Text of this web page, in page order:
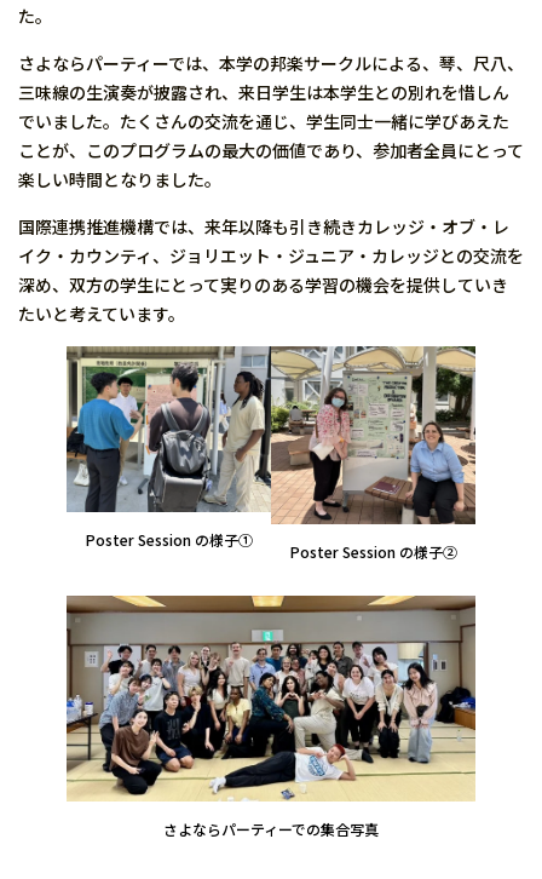
た。
さよならパーティーでは、本学の邦楽サークルによる、琴、尺八、
三味線の生演奏が披露され、来日学生は本学生との別れを惜しん
でいました。たくさんの交流を通じ、学生同士一緒に学びあえた
ことが、このプログラムの最大の価値であり、参加者全員にとって
楽しい時間となりました。
国際連携推進機構では、来年以降も引き続きカレッジ・オブ・レ
イク・カウンティ、ジョリエット・ジュニア・カレッジとの交流を
深め、双方の学生にとって実りのある学習の機会を提供していき
たいと考えています。
Poster Session の様子①
Poster Session の様子②
さよならパーティーでの集合写真